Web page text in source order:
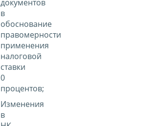
документов
в
обоснование
правомерности
применения
налоговой
ставки
0
процентов;
Изменения
в